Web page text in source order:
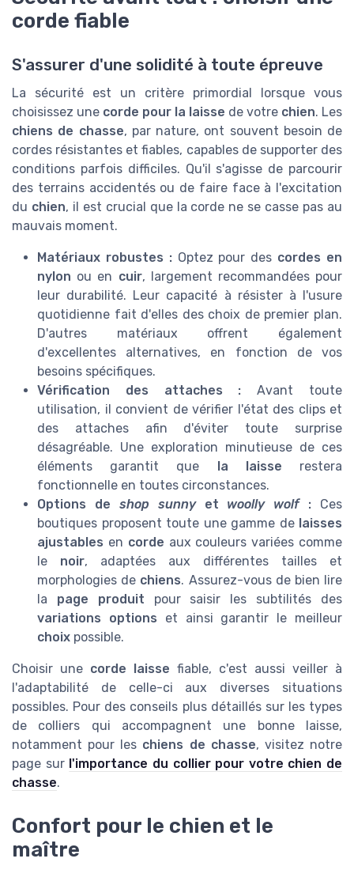
corde fiable
S'assurer d'une solidité à toute épreuve
La sécurité est un critère primordial lorsque vous
choisissez une corde pour la laisse de votre chien. Les
chiens de chasse, par nature, ont souvent besoin de
cordes résistantes et fiables, capables de supporter des
conditions parfois difficiles. Qu'il s'agisse de parcourir
des terrains accidentés ou de faire face à l'excitation
du chien, il est crucial que la corde ne se casse pas au
mauvais moment.
Matériaux robustes : Optez pour des cordes en
nylon ou en cuir, largement recommandées pour
leur durabilité. Leur capacité à résister à l'usure
quotidienne fait d'elles des choix de premier plan.
D'autres matériaux offrent également
d'excellentes alternatives, en fonction de vos
besoins spécifiques.
Vérification des attaches :Avant toute
utilisation, il convient de vérifier l'état des clips et
des attaches afin d'éviter toute surprise
désagréable. Une exploration minutieuse de ces
éléments garantit que
la laisse restera
fonctionnelle en toutes circonstances.
Options de shop sunnyet woolly wolf: Ces
boutiques proposent toute une gamme de laisses
ajustables en corde aux couleurs variées comme
le noir, adaptées aux différentes tailles et
morphologies de chiens. Assurez-vous de bien lire
la page produit pour saisir les subtilités des
variations options et ainsi garantir le meilleur
choix possible.
Choisir une corde laisse fiable, c'est aussi veiller à
l'adaptabilité de celle-ci aux diverses situations
possibles. Pour des conseils plus détaillés sur les types
de colliers qui accompagnent une bonne laisse,
notamment pour les chiens de chasse, visitez notre
page sur l'importance du collier pour votre chien de
chasse.
Confort pour le chien et le
maître